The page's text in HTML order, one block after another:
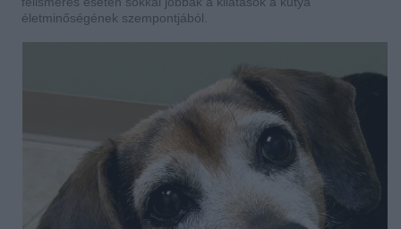
életminőségének szempontjából.